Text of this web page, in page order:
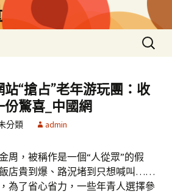
搜
尋
鍵
字:
“搶占”老年游玩團：收
驚喜_中國網
分類 admin
周，被稱作是一個“人從眾”的假
店貴到爆、路況堵到只想喊叫……
為了省心省力，一些年青人選擇參